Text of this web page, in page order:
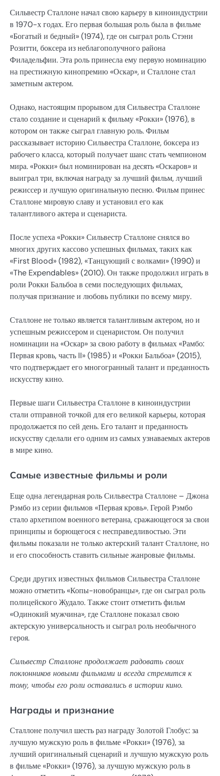
Сильвестр Сталлоне начал свою карьеру в киноиндустрии
в 1970-х годах. Его первая большая роль была в фильме
«Богатый и бедный» (1974), где он сыграл роль Стэни
Розитти, боксера из неблагополучного района
Филадельфии. Эта роль принесла ему первую номинацию
на престижную кинопремию «Оскар», и Сталлоне стал
заметным актером.
Однако, настоящим прорывом для Сильвестра Сталлоне
стало создание и сценарий к фильму «Рокки» (1976), в
котором он также сыграл главную роль. Фильм
рассказывает историю Сильвестра Сталлоне, боксера из
рабочего класса, который получает шанс стать чемпионом
мира. «Рокки» был номинирован на десять «Оскаров» и
выиграл три, включая награду за лучший фильм, лучший
режиссер и лучшую оригинальную песню. Фильм принес
Сталлоне мировую славу и установил его как
талантливого актера и сценариста.
После успеха «Рокки» Сильвестр Сталлоне снялся во
многих других кассово успешных фильмах, таких как
«First Blood» (1982), «Танцующий с волками» (1990) и
«The Expendables» (2010). Он также продолжил играть в
роли Рокки Бальбоа в семи последующих фильмах,
получая признание и любовь публики по всему миру.
Сталлоне не только является талантливым актером, но и
успешным режиссером и сценаристом. Он получил
номинации на «Оскар» за свою работу в фильмах «Рамбо:
Первая кровь, часть II» (1985) и «Рокки Бальбоа» (2015),
что подтверждает его многогранный талант и преданность
искусству кино.
Первые шаги Сильвестра Сталлоне в киноиндустрии
стали отправной точкой для его великой карьеры, которая
продолжается по сей день. Его талант и преданность
искусству сделали его одним из самых узнаваемых актеров
в мире кино.
Самые известные фильмы и роли
Еще одна легендарная роль Сильвестра Сталлоне – Джона
Рэмбо из серии фильмов «Первая кровь». Герой Рэмбо
стало архетипом военного ветерана, сражающегося за свои
принципы и борющегося с несправедливостью. Эти
фильмы показали не только актерский талант Сталлоне, но
и его способность ставить сильные жанровые фильмы.
Среди других известных фильмов Сильвестра Сталлоне
можно отметить «Копы-новобранцы», где он сыграл роль
полицейского Жудало. Также стоит отметить фильм
«Одинокий мужчина», где Сталлоне показал свою
актерскую универсальность и сыграл роль необычного
героя.
Сильвестр Сталлоне продолжает радовать своих
поклонников новыми фильмами и всегда стремится к
тому, чтобы его роли оставались в истории кино.
Награды и признание
Сталлоне получил шесть раз награду Золотой Глобус: за
лучшую мужскую роль в фильме «Рокки» (1976), за
лучший оригинальный сценарий и лучшую мужскую роль
в фильме «Рокки» (1976), за лучшую мужскую роль в